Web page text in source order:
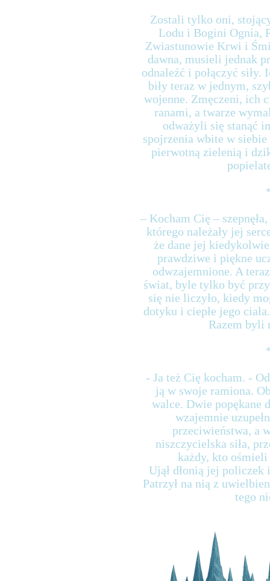
Zostali tylko oni,
Lodu i Bogini Ognia,
Zwiastunowie Krwi i
dawna, musieli jednak
odnaleźć i połączyć siły.
biły teraz w jednym,
wojenne. Zmęczeni, ich
ranami, a twarze
odważyli się stanąć
spojrzenia wbite w
pierwotną zielenią i
– Kocham Cię –
którego należały jej
że dane jej
prawdziwe i piękne
odwzajemnione. A
świat, byle tylko być
się nie liczyło, kiedy
dotyku i ciepłe jego
Razem byli
- Ja też Cię kocham. -
ją w swoje ramiona.
walce. Dwie popękane
wzajemnie
przeciwieństwa, a
niszczycielska siła,
każdy, kto ośmieli
Ujął dłonią jej policzek
Patrzył na nią z
tego